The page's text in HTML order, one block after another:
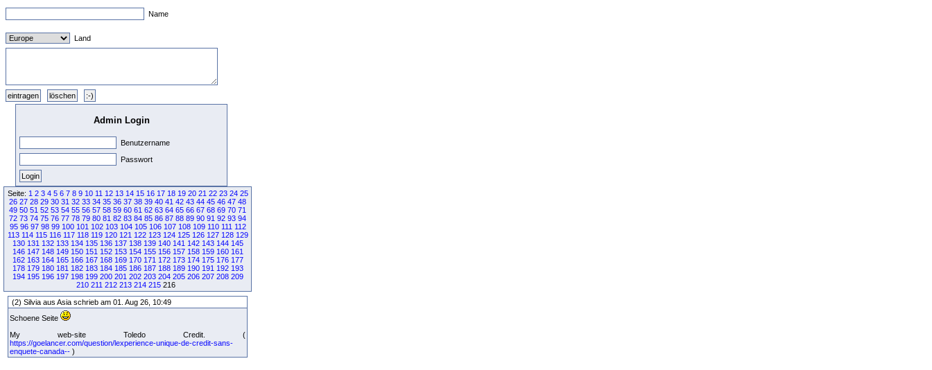
Name
Land
Admin Login
Benutzername
Passwort
Seite: 1 2 3 4 5 6 7 8 9 10 11 12 13 14 15 16 17 18 19 20 21 22 23 24 25
26 27 28 29 30 31 32 33 34 35 36 37 38 39 40 41 42 43 44 45 46 47 48
49 50 51 52 53 54 55 56 57 58 59 60 61 62 63 64 65 66 67 68 69 70 71
72 73 74 75 76 77 78 79 80 81 82 83 84 85 86 87 88 89 90 91 92 93 94
95 96 97 98 99 100 101 102 103 104 105 106 107 108 109 110 111 112
113 114 115 116 117 118 119 120 121 122 123 124 125 126 127 128 129
130 131 132 133 134 135 136 137 138 139 140 141 142 143 144 145
146 147 148 149 150 151 152 153 154 155 156 157 158 159 160 161
162 163 164 165 166 167 168 169 170 171 172 173 174 175 176 177
178 179 180 181 182 183 184 185 186 187 188 189 190 191 192 193
194 195 196 197 198 199 200 201 202 203 204 205 206 207 208 209
210 211 212 213 214 215216
(2) Silvia aus Asia schrieb am 01. Aug 26, 10:49
Schoene Seite
My web-site Toledo Credit. (
https://goelancer.com/question/lexperience-unique-de-credit-sans-
enquete-canada-- )